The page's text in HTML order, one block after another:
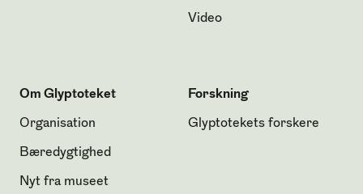
Video
Om Glyptoteket
Organisation
Bæredygtighed
Nyt fra museet
Forskning
Glyptotekets forskere